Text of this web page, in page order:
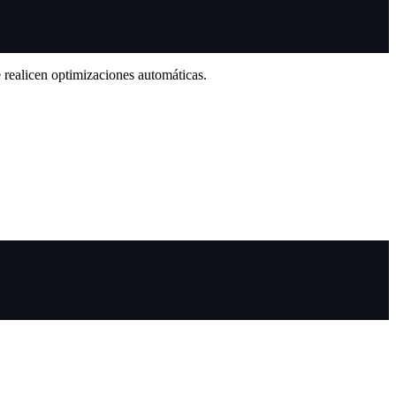
optimizaciones automáticas.